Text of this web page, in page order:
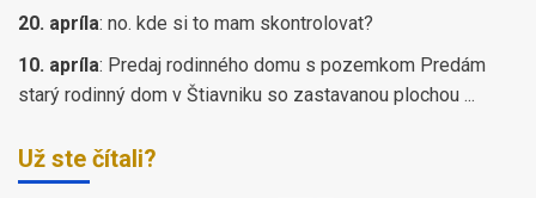
20. apríla: no. kde si to mam skontrolovat?
10. apríla: Predaj rodinného domu s pozemkom Predám
starý rodinný dom v Štiavniku so zastavanou plochou ...
Už ste čítali?